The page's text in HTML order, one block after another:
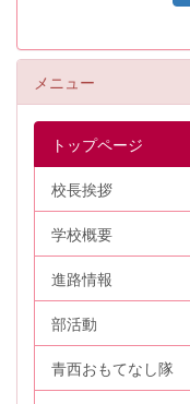
メニュー
トップページ
校長挨拶
学校概要
進路情報
部活動
青西おもてなし隊